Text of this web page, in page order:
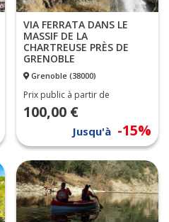
VIA FERRATA DANS LE
MASSIF DE LA
CHARTREUSE PRÈS DE
GRENOBLE
Grenoble (38000)
Prix public à partir de
100,00 €
Jusqu'à -15%